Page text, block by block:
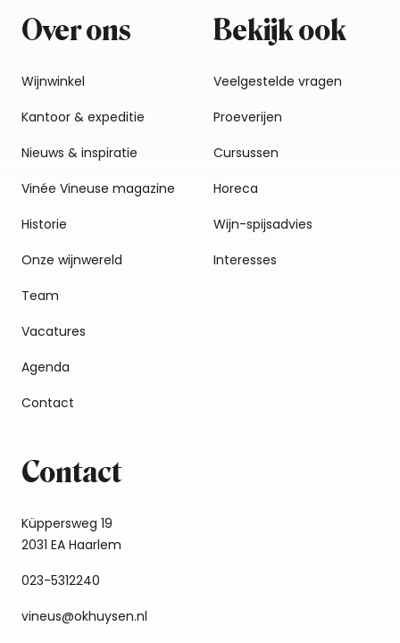
Over ons
Wijnwinkel
Kantoor & expeditie
Nieuws & inspiratie
Vinée Vineuse magazine
Historie
Onze wijnwereld
Team
Vacatures
Agenda
Contact
Bekijk ook
Veelgestelde vragen
Proeverijen
Cursussen
Horeca
Wijn-spijsadvies
Interesses
Contact
Küppersweg 19
2031 EA Haarlem
023-5312240
vineus@okhuysen.nl